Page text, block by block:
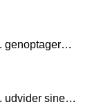
genoptager
udvider sine